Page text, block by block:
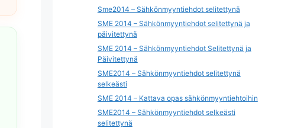
Sme2014 – Sähkönmyyntiehdot selitettynä
SME 2014 – Sähkönmyyntiehdot selitettynä ja
päivitettynä
SME 2014 – Sähkönmyyntiehdot Selitettynä ja
Päivitettynä
SME2014 – Sähkönmyyntiehdot selitettynä
selkeästi
SME 2014 – Kattava opas sähkönmyyntiehtoihin
SME2014 – Sähkönmyyntiehdot selkeästi
selitettynä